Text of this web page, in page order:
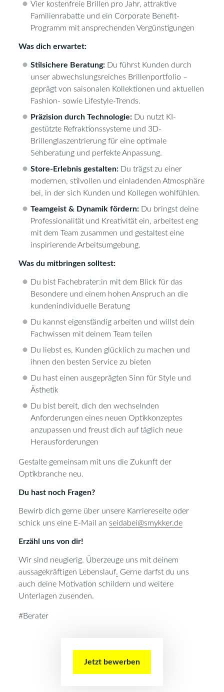
Vier kostenfreie Brillen pro Jahr, attraktive
Familienrabatte und ein Corporate Benefit-
Programm mit ansprechenden Vergünstigungen
Was dich erwartet:
Stilsichere Beratung: Du führst Kunden durch
unser abwechslungsreiches Brillenportfolio –
geprägt von saisonalen Kollektionen und aktuellen
Fashion- sowie Lifestyle-Trends.
Präzision durch Technologie: Du nutzt KI-
gestützte Refraktionssysteme und 3D-
Brillenglaszentrierung für eine optimale
Sehberatung und perfekte Anpassung.
Store-Erlebnis gestalten: Du trägst zu einer
modernen, stilvollen und einladenden Atmosphäre
bei, in der sich Kunden und Kollegen wohlfühlen.
Teamgeist & Dynamik fördern: Du bringst deine
Professionalität und Kreativität ein, arbeitest eng
mit dem Team zusammen und gestaltest eine
inspirierende Arbeitsumgebung.
Was du mitbringen solltest:
Du bist Fachebrater:in mit dem Blick für das
Besondere und einem hohen Anspruch an die
kundenindividuelle Beratung
Du kannst eigenständig arbeiten und willst dein
Fachwissen mit deinem Team teilen
Du liebst es, Kunden glücklich zu machen und
ihnen den besten Service zu bieten
Du hast einen ausgeprägten Sinn für Style und
Ästhetik
Du bist bereit, dich den wechselnden
Anforderungen eines neuen Optikkonzeptes
anzupassen und freust dich auf täglich neue
Herausforderungen
Gestalte gemeinsam mit uns die Zukunft der
Optikbranche neu.
Du hast noch Fragen?
Bewirb dich gerne über unsere Karriereseite oder
schick uns eine E-Mail an seidabei@smykker.de
Erzähl uns von dir!
Wir sind neugierig. Überzeuge uns mit deinem
aussagekräftigen Lebenslauf. Gerne darfst du uns
auch deine Motivation schildern und weitere
Unterlagen zusenden.
#Berater
Jetzt bewerben